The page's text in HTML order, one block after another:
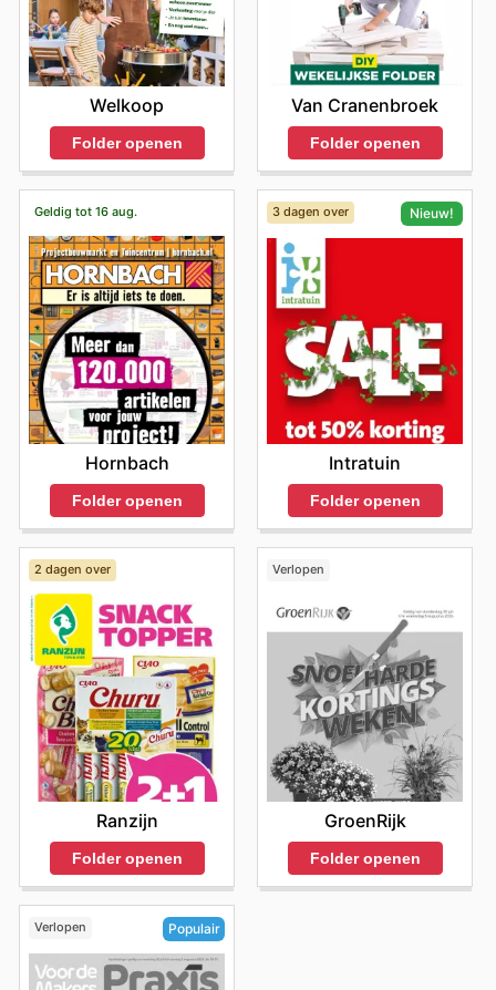
Welkoop
Folder openen
Van Cranenbroek
Folder openen
Geldig tot 16 aug.
Hornbach
Folder openen
3 dagen over Nieuw!
Intratuin
Folder openen
2 dagen over
Ranzijn
Folder openen
Verlopen
GroenRijk
Folder openen
Verlopen Populair